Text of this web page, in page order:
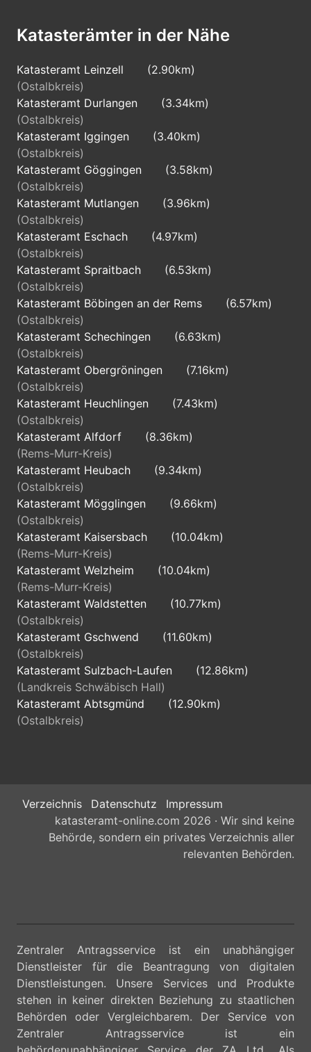
Katasterämter in der Nähe
Katasteramt Leinzell
(2.90km)
(Ostalbkreis)
Katasteramt Durlangen
(3.34km)
(Ostalbkreis)
Katasteramt Iggingen
(3.40km)
(Ostalbkreis)
Katasteramt Göggingen
(3.58km)
(Ostalbkreis)
Katasteramt Mutlangen
(3.96km)
(Ostalbkreis)
Katasteramt Eschach
(4.97km)
(Ostalbkreis)
Katasteramt Spraitbach
(6.53km)
(Ostalbkreis)
Katasteramt Böbingen an der Rems
(6.57km)
(Ostalbkreis)
Katasteramt Schechingen
(6.63km)
(Ostalbkreis)
Katasteramt Obergröningen
(7.16km)
(Ostalbkreis)
Katasteramt Heuchlingen
(7.43km)
(Ostalbkreis)
Katasteramt Alfdorf
(8.36km)
(Rems-Murr-Kreis)
Katasteramt Heubach
(9.34km)
(Ostalbkreis)
Katasteramt Mögglingen
(9.66km)
(Ostalbkreis)
Katasteramt Kaisersbach
(10.04km)
(Rems-Murr-Kreis)
Katasteramt Welzheim
(10.04km)
(Rems-Murr-Kreis)
Katasteramt Waldstetten
(10.77km)
(Ostalbkreis)
Katasteramt Gschwend
(11.60km)
(Ostalbkreis)
Katasteramt Sulzbach-Laufen
(12.86km)
(Landkreis Schwäbisch Hall)
Katasteramt Abtsgmünd
(12.90km)
(Ostalbkreis)
Verzeichnis Datenschutz
Impressum
katasteramt-online.com 2026 · Wir sind keine
Behörde, sondern ein privates Verzeichnis aller
relevanten Behörden.
Zentraler Antragsservice ist ein unabhängiger
Dienstleister für die Beantragung von digitalen
Dienstleistungen. Unsere Services und Produkte
stehen in keiner direkten Beziehung zu staatlichen
Behörden oder Vergleichbarem. Der Service von
Zentraler Antragsservice ist ein